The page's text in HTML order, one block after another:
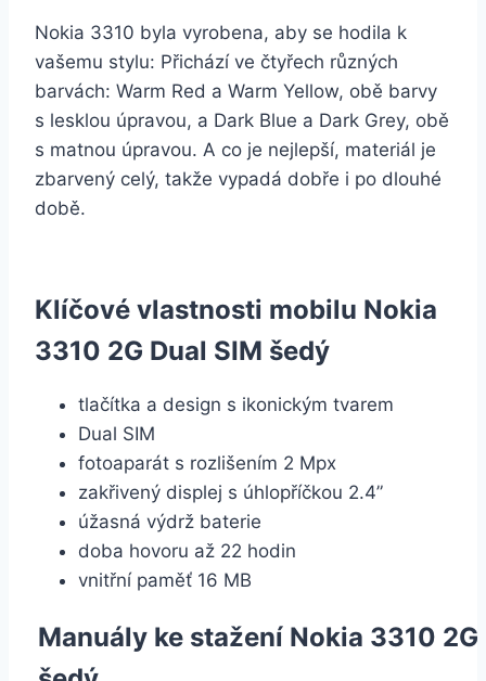
Nokia 3310 byla vyrobena, aby se hodila k
vašemu stylu: Přichází ve čtyřech různých
barvách: Warm Red a Warm Yellow, obě barvy
s lesklou úpravou, a Dark Blue a Dark Grey, obě
s matnou úpravou. A co je nejlepší, materiál je
zbarvený celý, takže vypadá dobře i po dlouhé
době.
Klíčové vlastnosti mobilu Nokia
3310 2G Dual SIM šedý
tlačítka a design s ikonickým tvarem
Dual SIM
fotoaparát s rozlišením 2 Mpx
zakřivený displej s úhlopříčkou 2.4”
úžasná výdrž baterie
doba hovoru až 22 hodin
vnitřní paměť 16 MB
Manuály ke stažení Nokia 3310 2G